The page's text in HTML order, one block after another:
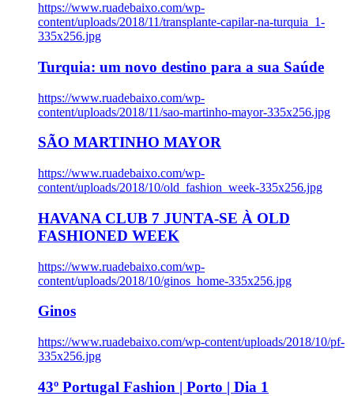
https://www.ruadebaixo.com/wp-
content/uploads/2018/11/transplante-capilar-na-turquia_1-
335x256.jpg
Turquia: um novo destino para a sua Saúde
https://www.ruadebaixo.com/wp-
content/uploads/2018/11/sao-martinho-mayor-335x256.jpg
SÃO MARTINHO MAYOR
https://www.ruadebaixo.com/wp-
content/uploads/2018/10/old_fashion_week-335x256.jpg
HAVANA CLUB 7 JUNTA-SE À OLD
FASHIONED WEEK
https://www.ruadebaixo.com/wp-
content/uploads/2018/10/ginos_home-335x256.jpg
Ginos
https://www.ruadebaixo.com/wp-content/uploads/2018/10/pf-
335x256.jpg
43º Portugal Fashion | Porto | Dia 1